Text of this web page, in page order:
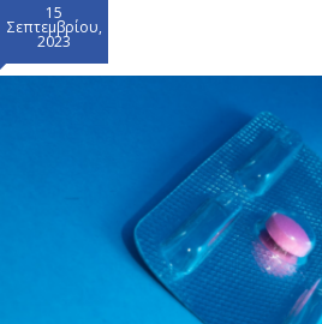
15
Σεπτεμβρίου,
2023